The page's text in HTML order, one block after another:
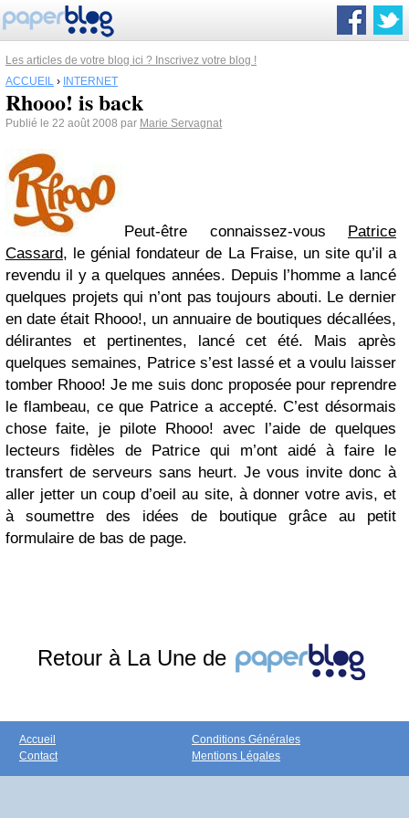
Les articles de votre blog ici ? Inscrivez votre blog !
ACCUEIL › INTERNET
Rhooo! is back
Publié le 22 août 2008 par Marie Servagnat
Peut-être connaissez-vous Patrice
Cassard, le génial fondateur de La Fraise, un site qu’il a
revendu il y a quelques années. Depuis l’homme a lancé
quelques projets qui n’ont pas toujours abouti. Le dernier
en date était Rhooo!, un annuaire de boutiques décallées,
délirantes et pertinentes, lancé cet été. Mais après
quelques semaines, Patrice s’est lassé et a voulu laisser
tomber Rhooo! Je me suis donc proposée pour reprendre
le flambeau, ce que Patrice a accepté. C’est désormais
chose faite, je pilote Rhooo! avec l’aide de quelques
lecteurs fidèles de Patrice qui m’ont aidé à faire le
transfert de serveurs sans heurt. Je vous invite donc à
aller jetter un coup d’oeil au site, à donner votre avis, et
à soumettre des idées de boutique grâce au petit
formulaire de bas de page.
Retour à La Une de
Accueil
Contact
Conditions Générales
Mentions Légales